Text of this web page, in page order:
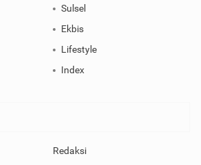
Sulsel
Ekbis
Lifestyle
Index
Redaksi